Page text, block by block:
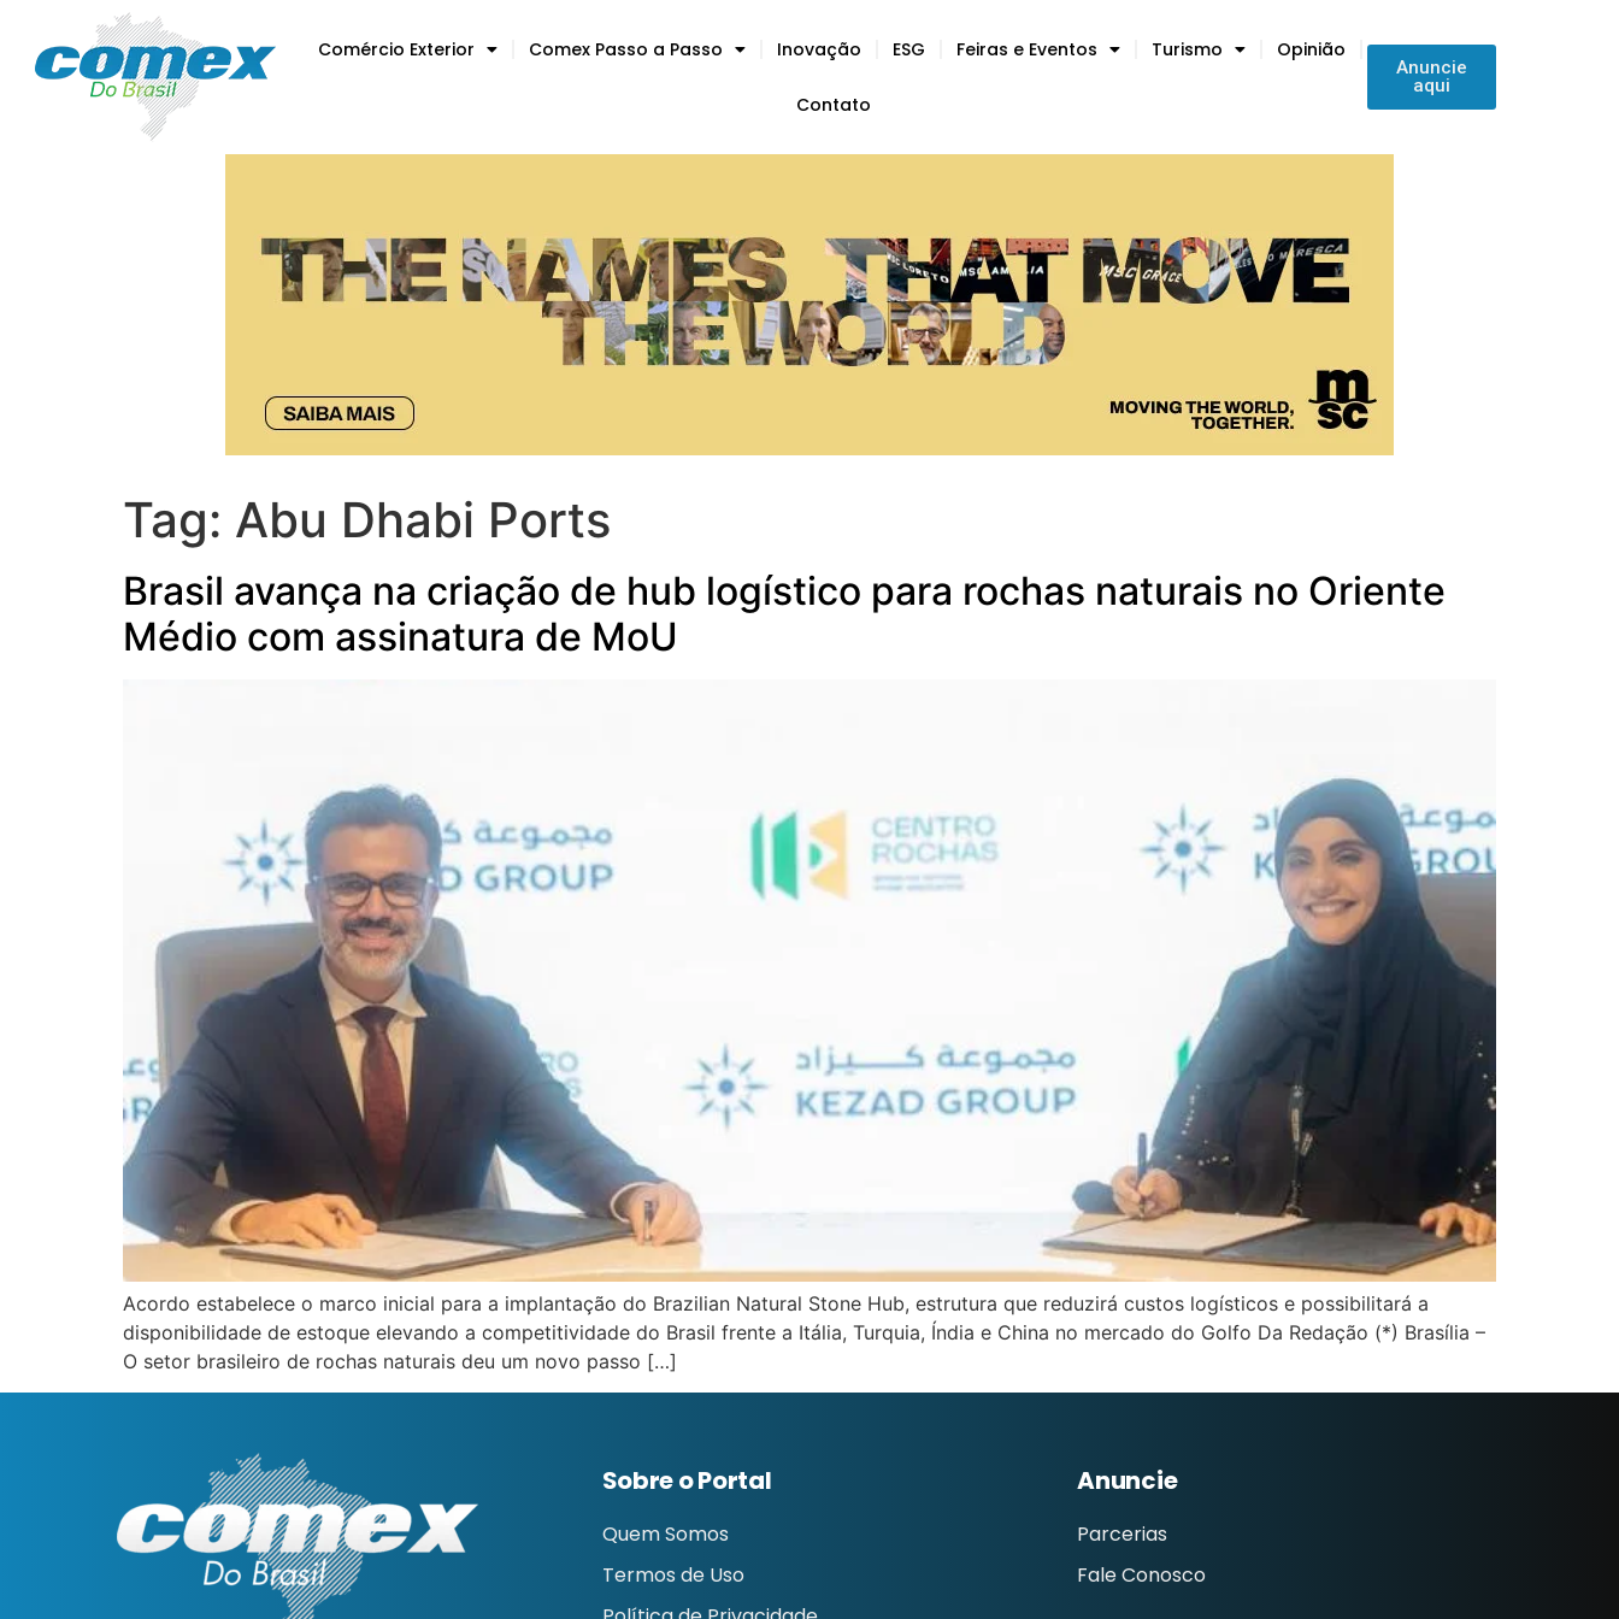
Comércio Exterior Comex Passo a Passo Inovação ESG Feiras e Eventos Turismo Opinião
Contato
Anuncie
aqui
Tag: Abu Dhabi Ports
Brasil avança na criação de hub logístico para rochas naturais no Oriente
Médio com assinatura de MoU
Acordo estabelece o marco inicial para a implantação do Brazilian Natural Stone Hub, estrutura que reduzirá custos logísticos e possibilitará a
disponibilidade de estoque elevando a competitividade do Brasil frente a Itália, Turquia, Índia e China no mercado do Golfo Da Redação (*) Brasília –
O setor brasileiro de rochas naturais deu um novo passo […]
Sobre o Portal
Quem Somos
Termos de Uso
Anuncie
Parcerias
Fale Conosco